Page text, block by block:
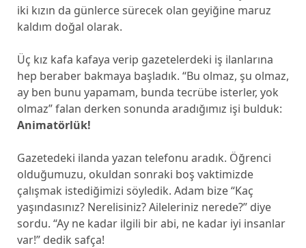
iki kızın da günlerce sürecek olan geyiğine maruz
kaldım doğal olarak.
Üç kız kafa kafaya verip gazetelerdeki iş ilanlarına
hep beraber bakmaya başladık. “Bu olmaz, şu olmaz,
ay ben bunu yapamam, bunda tecrübe isterler, yok
olmaz” falan derken sonunda aradığımız işi bulduk:
Animatörlük!
Gazetedeki ilanda yazan telefonu aradık. Öğrenci
olduğumuzu, okuldan sonraki boş vaktimizde
çalışmak istediğimizi söyledik. Adam bize “Kaç
yaşındasınız? Nerelisiniz? Aileleriniz nerede?” diye
sordu. “Ay ne kadar ilgili bir abi, ne kadar iyi insanlar
var!” dedik safça!